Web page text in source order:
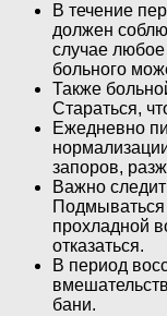
В течение
должен
случае
больного
Также
Стараться,
Ежедневно
запоров,
Важно
Подмываться
прохладной
отказаться.
В период
бани.